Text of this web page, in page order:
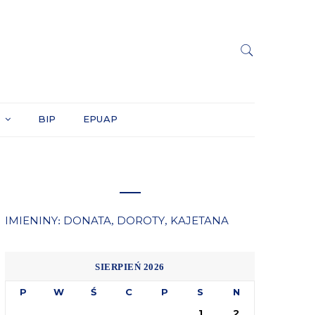
BIP EPUAP
IMIENINY: DONATA, DOROTY, KAJETANA
SIERPIEŃ 2026
P W Ś C P S
N